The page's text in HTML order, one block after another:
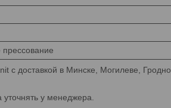
прессование
с доставкой в Минске, Могилеве, Гродно,
у менеджера.